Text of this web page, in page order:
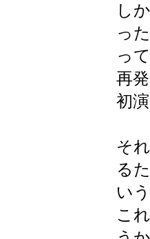
し
っ
っ
再
初
そ
る
い
こ